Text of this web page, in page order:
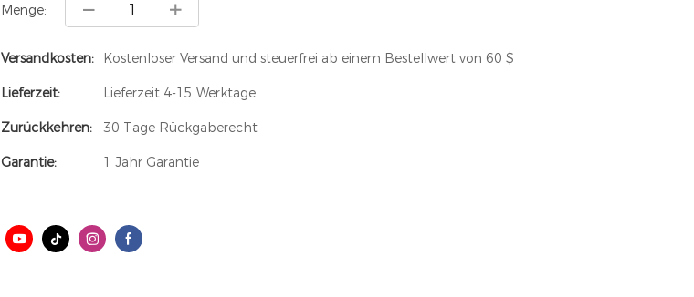
Menge:
Versandkosten: Kostenloser Versand und steuerfrei ab einem Bestellwert von 60 $
Lieferzeit: Lieferzeit 4-15 Werktage
Zurückkehren: 30 Tage Rückgaberecht
Garantie: 1 Jahr Garantie